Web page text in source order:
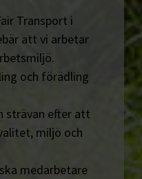
Transport i
att vi arbetar
och förädling
strävan efter att
miljö och
medarbetare